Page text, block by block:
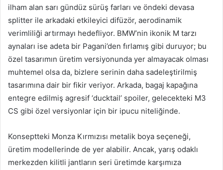
ilham alan sarı gündüz sürüş farları ve öndeki devasa
splitter ile arkadaki etkileyici difüzör, aerodinamik
verimliliği artırmayı hedefliyor. BMW’nin ikonik M tarzı
aynaları ise adeta bir Pagani’den fırlamış gibi duruyor; bu
özel tasarımın üretim versiyonunda yer almayacak olması
muhtemel olsa da, bizlere serinin daha sadeleştirilmiş
tasarımına dair bir fikir veriyor. Arkada, bagaj kapağına
entegre edilmiş agresif ‘ducktail’ spoiler, gelecekteki M3
CS gibi özel versiyonlar için bir ipucu niteliğinde.
Konseptteki Monza Kırmızısı metalik boya seçeneği,
üretim modellerinde de yer alabilir. Ancak, yarış odaklı
merkezden kilitli jantların seri üretimde karşımıza